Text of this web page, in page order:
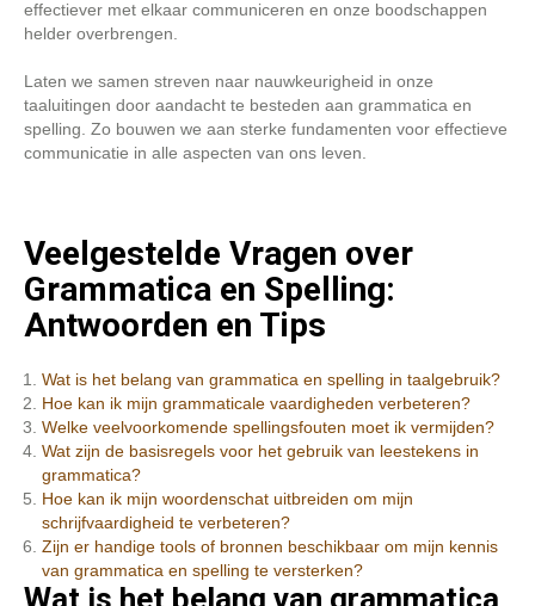
effectiever met elkaar communiceren en onze boodschappen
helder overbrengen.
Laten we samen streven naar nauwkeurigheid in onze
taaluitingen door aandacht te besteden aan grammatica en
spelling. Zo bouwen we aan sterke fundamenten voor effectieve
communicatie in alle aspecten van ons leven.
Veelgestelde Vragen over
Grammatica en Spelling:
Antwoorden en Tips
Wat is het belang van grammatica en spelling in taalgebruik?
Hoe kan ik mijn grammaticale vaardigheden verbeteren?
Welke veelvoorkomende spellingsfouten moet ik vermijden?
Wat zijn de basisregels voor het gebruik van leestekens in
grammatica?
Hoe kan ik mijn woordenschat uitbreiden om mijn
schrijfvaardigheid te verbeteren?
Zijn er handige tools of bronnen beschikbaar om mijn kennis
van grammatica en spelling te versterken?
Wat is het belang van grammatica